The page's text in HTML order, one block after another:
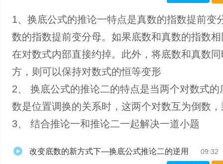
1、换底公式的推论一特点是真数的指数提前变
数的指数提前变分母。如果底数和真数的指数
在对数式内部直接约掉。此外，将底数和真数同
方，则可以保持对数式的恒等变形
2、 换底公式的推论二的特点是当两个对数式的
数是位置调换的关系时，这两个对数互为倒数
3、 结合推论一和推论二一起解决一道小题
改变底数的新方式下—换底公式推论二的逆用 09:32